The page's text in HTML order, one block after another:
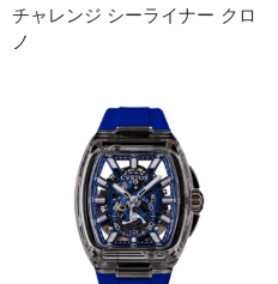
チャレンジ シーライナー クロ
ノ